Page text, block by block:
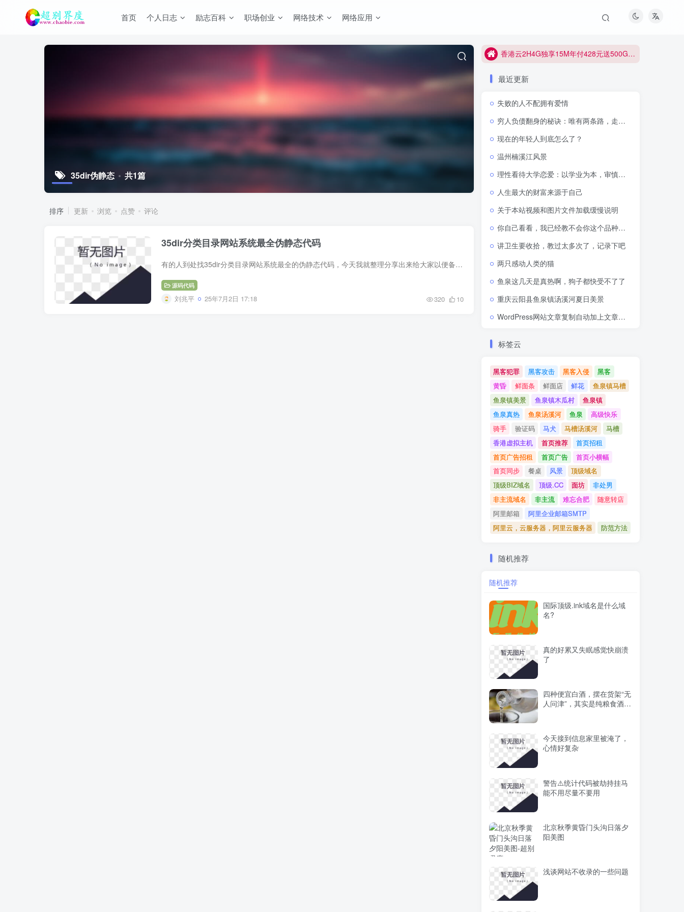
首页 个人日志 励志百科 职场创业 网络技术 网络应用
35dir伪静态 共1篇
排序 更新 浏览 点赞 评论
35dir分类目录网站系统最全伪静态代码
有的人到处找35dir分类目录网站系统最全的伪静态代码，今天我就整理分享出来给大家以便备用 Nginx环境伪静态代码如下： rewrite ^/(index|webdir|weblink|article|category|update|archives|top...
源码代码
刘兆平 25年7月2日 17:18 320 10
香港云2H4G独享15M年付428元送500G防御
香港云2H4G独享15M年付428元送500G防御
最近更新
失败的人不配拥有爱情
穷人负债翻身的秘诀：唯有两条路，走通即可逆天改命
现在的年轻人到底怎么了？
温州楠溪江风景
理性看待大学恋爱：以学业为本，审慎抉择感情
人生最大的财富来源于自己
关于本站视频和图片文件加载缓慢说明
你自己看看，我已经教不会你这个品种了吗？
讲卫生要收拾，教过太多次了，记录下吧
两只感动人类的猫
鱼泉这几天是真热啊，狗子都快受不了了
重庆云阳县鱼泉镇汤溪河夏日美景
WordPress网站文章复制自动加上文章网址出处链接
标签云
黑客犯罪 黑客攻击 黑客入侵
黑客
黄昏
鲜面条 鲜面店 鲜花
鱼泉镇马槽
鱼泉镇美景
鱼泉镇木瓜村
鱼泉镇
鱼泉真热
鱼泉汤溪河 鱼泉
高级快乐
骑手
验证码 马犬 马槽汤溪河
马槽
香港虚拟主机
首页推荐
首页招租
首页广告招租
首页广告
首页小横幅
首页同步
餐桌 风景
顶级域名
顶级BIZ域名
顶级.CC 面坊
非处男
非主流域名
非主流 难忘合肥
随意转店
阿里邮箱
阿里企业邮箱SMTP
阿里云，云服务器，阿里云服务器
防范方法
随机推荐
随机推荐
国际顶级.ink域名是什么域
名?
真的好累又失眠感觉快崩溃
了
四种便宜白酒，摆在货架“无
人问津”，其实是纯粮食酒，
今天接到信息家里被淹了，
心情好复杂
警告⚠️统计代码被劫持挂马
能不用尽量不要用
北京秋季黄昏门头沟日落夕
阳美图
浅谈网站不收录的一些问题